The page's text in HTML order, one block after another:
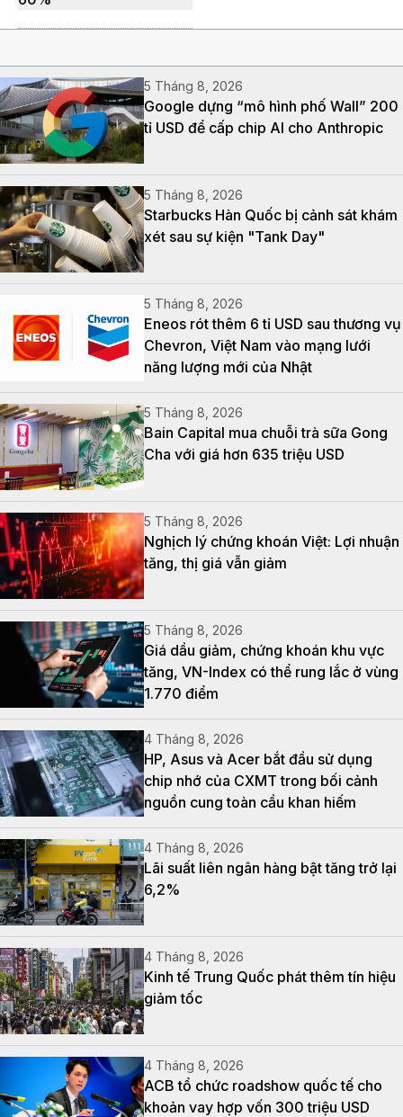
5 Tháng 8, 2026
Google dựng “mô hình phố Wall” 200
tỉ USD để cấp chip AI cho Anthropic
5 Tháng 8, 2026
Starbucks Hàn Quốc bị cảnh sát khám
xét sau sự kiện "Tank Day"
5 Tháng 8, 2026
Eneos rót thêm 6 tỉ USD sau thương vụ
Chevron, Việt Nam vào mạng lưới
năng lượng mới của Nhật
5 Tháng 8, 2026
Bain Capital mua chuỗi trà sữa Gong
Cha với giá hơn 635 triệu USD
5 Tháng 8, 2026
Nghịch lý chứng khoán Việt: Lợi nhuận
tăng, thị giá vẫn giảm
5 Tháng 8, 2026
Giá dầu giảm, chứng khoán khu vực
tăng, VN-Index có thể rung lắc ở vùng
1.770 điểm
4 Tháng 8, 2026
HP, Asus và Acer bắt đầu sử dụng
chip nhớ của CXMT trong bối cảnh
nguồn cung toàn cầu khan hiếm
4 Tháng 8, 2026
Lãi suất liên ngân hàng bật tăng trở lại
6,2%
4 Tháng 8, 2026
Kinh tế Trung Quốc phát thêm tín hiệu
giảm tốc
4 Tháng 8, 2026
ACB tổ chức roadshow quốc tế cho
khoản vay hợp vốn 300 triệu USD